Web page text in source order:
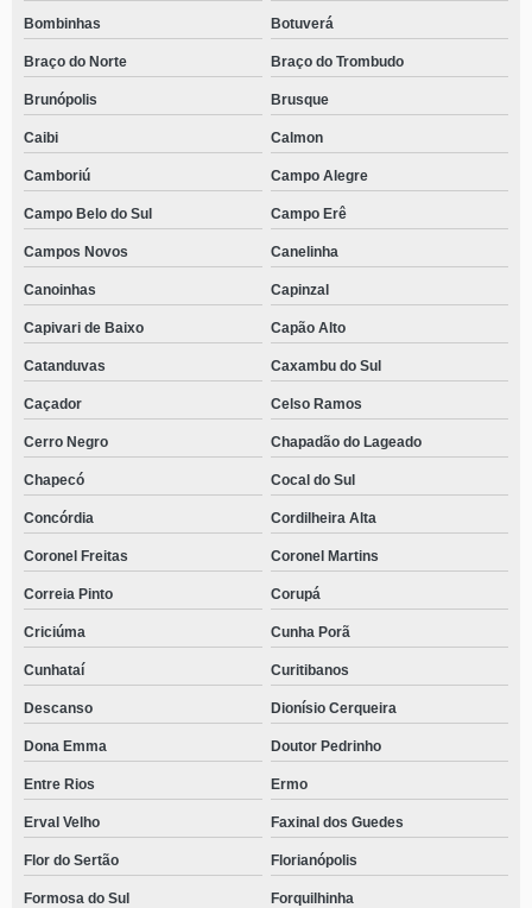
Bombinhas Botuverá
Braço do Norte Braço do Trombudo
Brunópolis Brusque
Caibi Calmon
Camboriú Campo Alegre
Campo Belo do Sul Campo Erê
Campos Novos Canelinha
Canoinhas Capinzal
Capivari de Baixo Capão Alto
Catanduvas Caxambu do Sul
Caçador Celso Ramos
Cerro Negro Chapadão do Lageado
Chapecó Cocal do Sul
Concórdia Cordilheira Alta
Coronel Freitas Coronel Martins
Correia Pinto Corupá
Criciúma Cunha Porã
Cunhataí Curitibanos
Descanso Dionísio Cerqueira
Dona Emma Doutor Pedrinho
Entre Rios Ermo
Erval Velho Faxinal dos Guedes
Flor do Sertão Florianópolis
Formosa do Sul Forquilhinha